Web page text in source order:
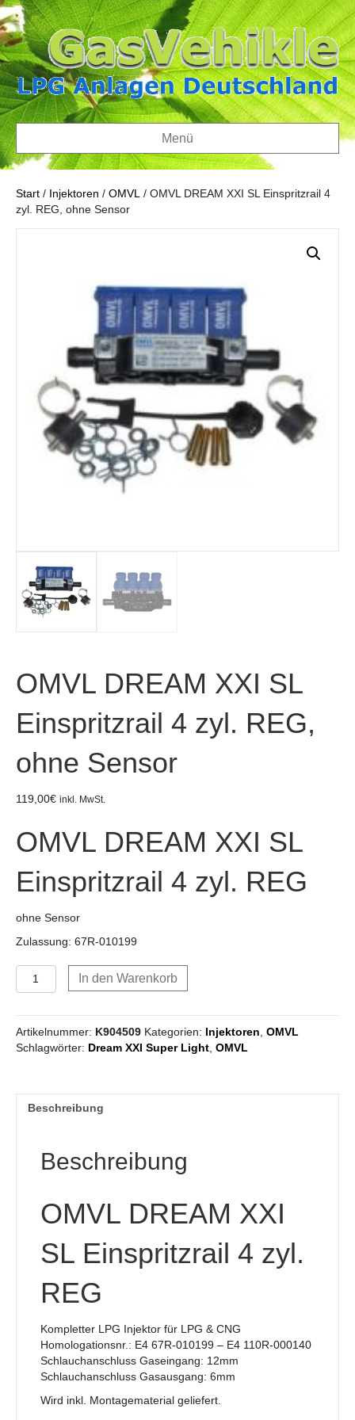
Menü
Start / Injektoren / OMVL / OMVL DREAM XXI SL Einspritzrail 4
zyl. REG, ohne Sensor
OMVL DREAM XXI SL
Einspritzrail 4 zyl. REG,
ohne Sensor
119,00€ inkl. MwSt.
OMVL DREAM XXI SL
Einspritzrail 4 zyl. REG
ohne Sensor
Zulassung: 67R-010199
OMVL
DREAM
SL
Einspritzrail
4
Sensor
In den Warenkorb
Artikelnummer: K904509 Kategorien: Injektoren OMVL
Schlagwörter: Dream XXI Super Light OMVL
Beschreibung
Beschreibung
OMVL DREAM XXI
SL Einspritzrail 4 zyl.
REG
Kompletter LPG Injektor für LPG & CNG
Homologationsnr.: E4 67R-010199 – E4 110R-000140
Schlauchanschluss Gaseingang: 12mm
Schlauchanschluss Gasausgang: 6mm
Wird inkl. Montagematerial geliefert.